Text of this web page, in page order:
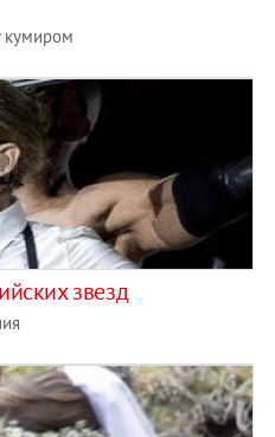
кумиром
звезд